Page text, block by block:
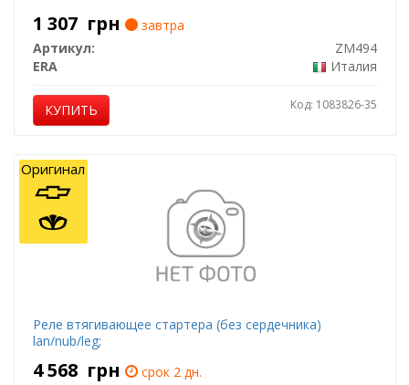
1 307 грн
завтра
Артикул:
ZM494
ERA
Италия
КУПИТЬ Код: 1083826-35
Реле втягивающее стартера (без сердечника)
lan/nub/leg;
4 568 грн
срок 2 дн.
Оригинал